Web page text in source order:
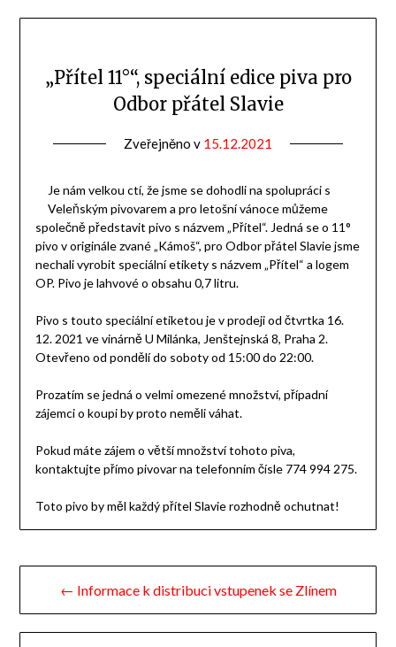
„Přítel 11°“, speciální edice piva pro
Odbor přátel Slavie
Zveřejněno v 15.12.2021
přátel
Je nám velkou ctí, že jsme se dohodli na spolupráci s
Veleňským pivovarem a pro letošní vánoce můžeme
společně představit pivo s názvem „Přítel“. Jedná se o 11°
pivo v originále zvané „Kámoš“, pro Odbor přátel Slavie jsme
nechali vyrobit speciální etikety s názvem „Přítel“ a logem
OP. Pivo je lahvové o obsahu 0,7 litru.
Pivo s touto speciální etiketou je v prodeji od čtvrtka 16.
12. 2021 ve vinárně U Milánka, Jenštejnská 8, Praha 2.
Otevřeno od pondělí do soboty od 15:00 do 22:00.
Prozatím se jedná o velmi omezené množství, případní
zájemci o koupi by proto neměli váhat.
Pokud máte zájem o větší množství tohoto piva,
kontaktujte přímo pivovar na telefonním čísle 774 994 275‬.
Toto pivo by měl každý přítel Slavie rozhodně ochutnat!
Navigace
pro
← Informace k distribuci vstupenek se Zlínem